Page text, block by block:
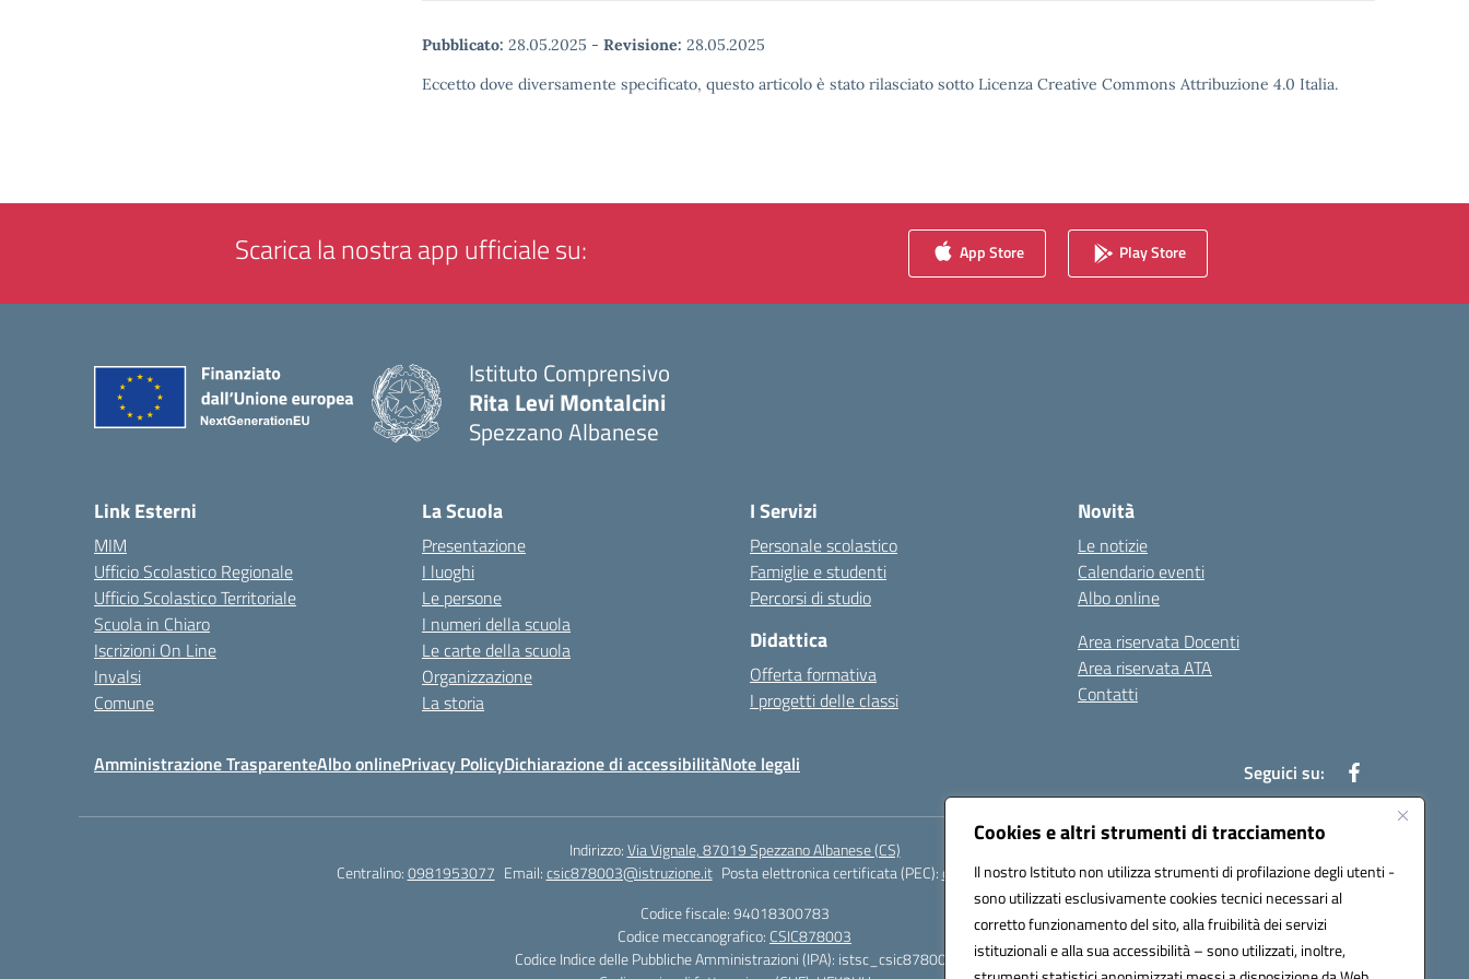
Cookies e altri strumenti di tracciamento
Il nostro Istituto non utilizza strumenti di profilazione degli utenti -
sono utilizzati esclusivamente cookies tecnici necessari al
corretto funzionamento del sito, alla fruibilità dei servizi
istituzionali e alla sua accessibilità – sono utilizzati, inoltre,
Pubblicato: 28.05.2025 - Revisione: 28.05.2025
Eccetto dove diversamente specificato, questo articolo è stato rilasciato sotto Licenza Creative Commons Attribuzione 4.0 Italia.
Scarica la nostra app ufficiale su: App Store Play Store
Istituto Comprensivo
Rita Levi Montalcini
Spezzano Albanese
Link Esterni
MIM
Ufficio Scolastico Regionale
Ufficio Scolastico Territoriale
Scuola in Chiaro
Iscrizioni On Line
Invalsi
Comune
La Scuola
Presentazione
I luoghi
Le persone
I numeri della scuola
Le carte della scuola
Organizzazione
La storia
I Servizi
Personale scolastico
Famiglie e studenti
Percorsi di studio
Didattica
Offerta formativa
I progetti delle classi
Novità
Le notizie
Calendario eventi
Albo online
Area riservata Docenti
Area riservata ATA
Contatti
Amministrazione TrasparenteAlbo onlinePrivacy PolicyDichiarazione di accessibilitàNote legali Seguici su:
Indirizzo:Via Vignale, 87019 Spezzano Albanese (CS)
Centralino:0981953077 Email:csic878003@istruzione.it Posta elettronica certificata (PEC):csic878003@pec.istruzione.it
Codice fiscale: 94018300783
Codice meccanografico: CSIC878003
Codice Indice delle Pubbliche Amministrazioni (IPA): istsc_csic878003